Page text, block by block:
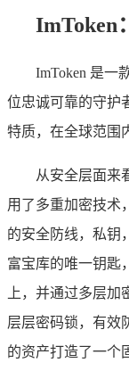
ImToken
ImToken 是一
位忠诚可靠的守护
特质，在全球范围
从安全层面来
用了多重加密技术
的安全防线，私钥
富宝库的唯一钥匙
上，并通过多层
层层密码锁，有效
的资产打造了一个